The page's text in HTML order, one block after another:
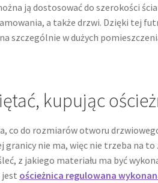
ją dostosować do szerokości
a także drzwi. Dzięki tej
szczególnie w dużych
kupując
co do rozmiarów otworu
granicy nie ma, więc nie trzeba na
z jakiego materiału ma być
jest ościeżnica regulowana